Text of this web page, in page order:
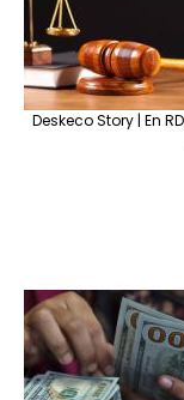
Deskeco Story | En